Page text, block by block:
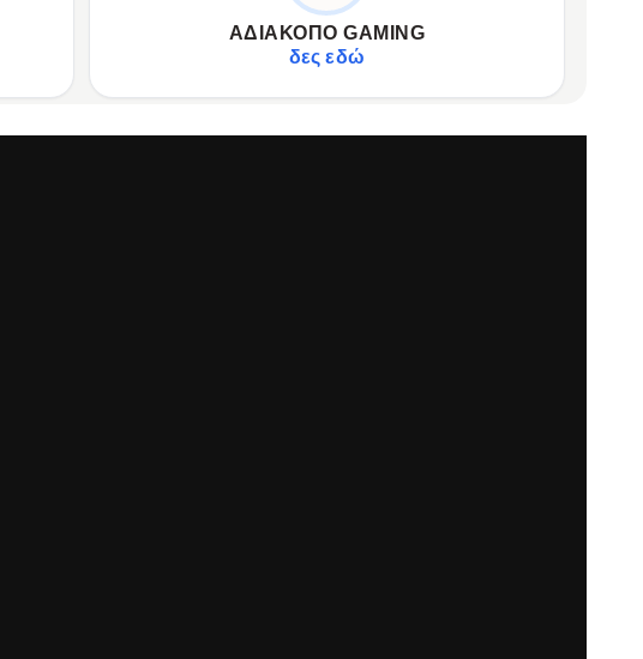
φωνή.
ΑΔΙΆΚΟΠΟ GAMING
δες εδώ
Ατελείωτες ώρες παιχνιδιού χωρίς διακοπές.
Πλήρης αφοσίωση στις αποστολές, χωρίς άγχος φόρτισης.